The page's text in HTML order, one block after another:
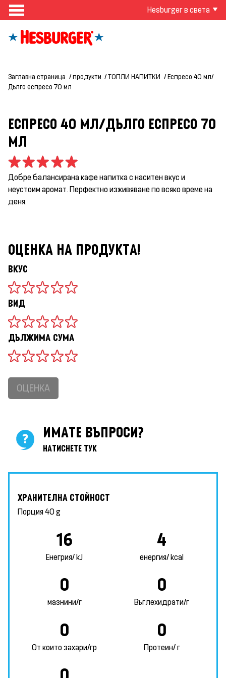
Hesburger в света
Заглавна страница продукти ТОПЛИ НАПИТКИ
Еспресо 40 мл/
Дълго еспресо 70 мл
ЕСПРЕСО 40 МЛ/ДЪЛГО ЕСПРЕСО 70
МЛ
Добре балансирана кафе напитка с наситен вкус и
неустоим аромат. Перфектно изживяване по всяко време на
деня.
ОЦЕНКА НА ПРОДУКТА!
ВКУС
ВИД
ДЪЛЖИМА СУМА
ОЦЕНКА
ИМАТЕ ВЪПРОСИ?
НАТИСНЕТЕ ТУК
ХРАНИТЕЛНА СТОЙНОСТ
Порция40 g
16
Енегрия/ kJ
4
енергия/ kcal
0
мазнини/г
0
Въглехидрати/г
0
От които захари/гр
0
Протеин/ г